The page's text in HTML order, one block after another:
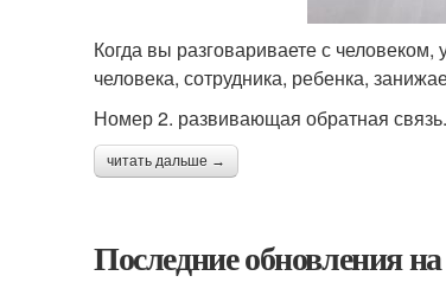
Когда вы разговариваете с
человека, сотрудника, ребенка,
Номер 2. развивающая обратная связь.
читать дальше →
Последние обновления на